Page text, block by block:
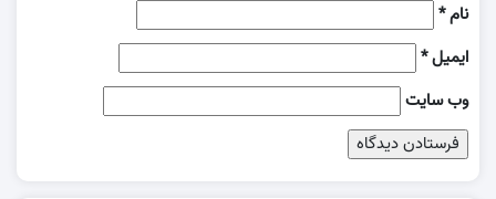
نام*
ایمیل*
وب‌ سایت